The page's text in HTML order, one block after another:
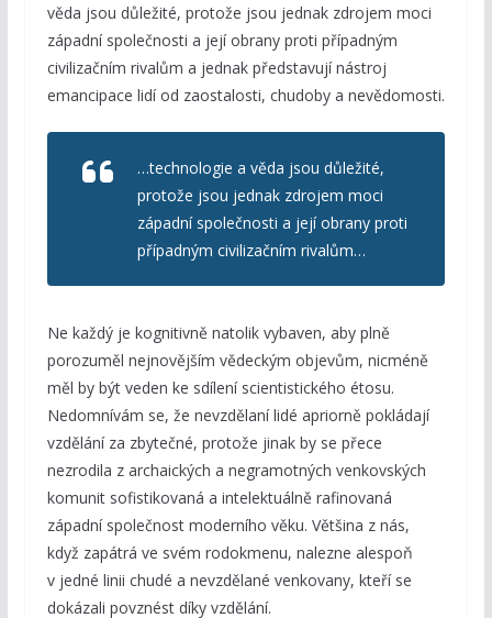
věda jsou důležité, protože jsou jednak zdrojem moci
západní společnosti a její obrany proti případným
civilizačním rivalům a jednak představují nástroj
emancipace lidí od zaostalosti, chudoby a nevědomosti.
…technologie a věda jsou důležité,
protože jsou jednak zdrojem moci
západní společnosti a její obrany proti
případným civilizačním rivalům…
Ne každý je kognitivně natolik vybaven, aby plně
porozuměl nejnovějším vědeckým objevům, nicméně
měl by být veden ke sdílení scientistického étosu.
Nedomnívám se, že nevzdělaní lidé apriorně pokládají
vzdělání za zbytečné, protože jinak by se přece
nezrodila z archaických a negramotných venkovských
komunit sofistikovaná a intelektuálně rafinovaná
západní společnost moderního věku. Většina z nás,
když zapátrá ve svém rodokmenu, nalezne alespoň
v jedné linii chudé a nevzdělané venkovany, kteří se
dokázali povznést díky vzdělání.